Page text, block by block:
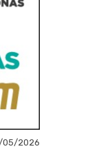
05/2026